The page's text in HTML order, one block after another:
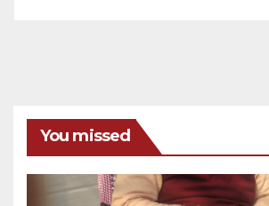
You missed